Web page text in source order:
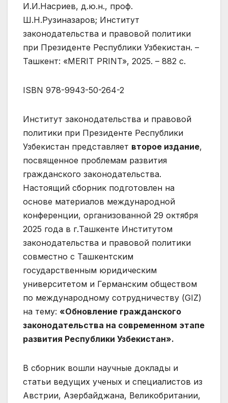
И.И.Насриев, д.ю.н., проф.
Ш.Н.Рузиназаров; Институт
законодательства и правовой политики
при Президенте Республики Узбекистан. –
Ташкент: «MERIT PRINT», 2025. – 882 с.
ISBN 978-9943-50-264-2
Институт законодательства и правовой
политики при Президенте Республики
Узбекистан представляет второе издание,
посвященное проблемам развития
гражданского законодательства.
Настоящий сборник подготовлен на
основе материалов международной
конференции, организованной 29 октября
2025 года в г.Ташкенте Институтом
законодательства и правовой политики
совместно с Ташкентским
государственным юридическим
университетом и Германским обществом
по международному сотрудничеству (GIZ)
на тему: «Обновление гражданского
законодательства на современном этапе
развития Республики Узбекистан».
В сборник вошли научные доклады и
статьи ведущих ученых и специалистов из
Австрии, Азербайджана, Великобритании,